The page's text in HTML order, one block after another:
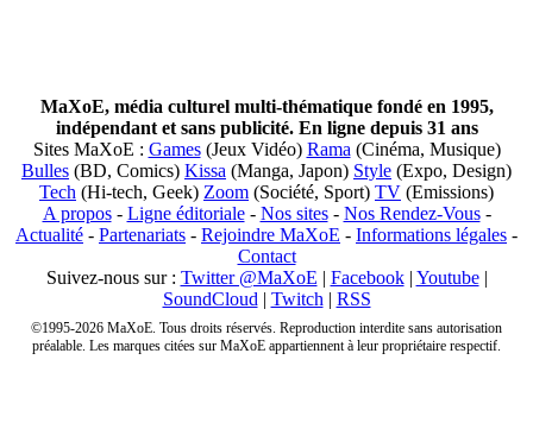
MaXoE, média culturel multi-thématique fondé en 1995,
indépendant et sans publicité. En ligne depuis 31 ans
Sites MaXoE : Games(Jeux Vidéo) Rama (Cinéma, Musique)
Bulles (BD, Comics) Kissa (Manga, Japon) Style (Expo, Design)
Tech (Hi-tech, Geek) Zoom (Société, Sport) TV (Emissions)
A propos- Ligne éditoriale- Nos sites- Nos Rendez-Vous-
Actualité - Partenariats - Rejoindre MaXoE - Informations légales -
Contact
Suivez-nous sur : Twitter @MaXoE | Facebook| Youtube|
SoundCloud | Twitch | RSS
©1995-2026 MaXoE. Tous droits réservés. Reproduction interdite sans autorisation
préalable. Les marques citées sur MaXoE appartiennent à leur propriétaire respectif.